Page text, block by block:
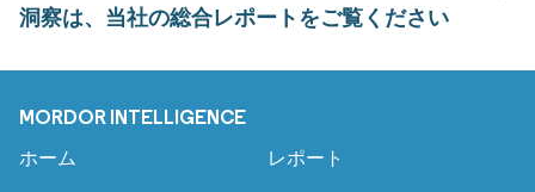
洞察は、当社の総合レポートをご覧ください
MORDOR INTELLIGENCE
ホーム レポート